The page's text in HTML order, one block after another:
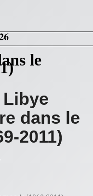
le
dans le
2011)